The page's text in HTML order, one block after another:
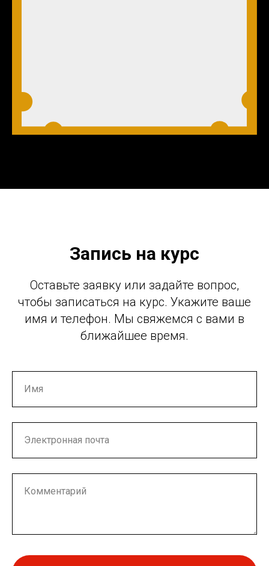
Запись на курс
Оставьте заявку или задайте вопрос,
чтобы записаться на курс. Укажите ваше
имя и телефон. Мы свяжемся с вами в
ближайшее время.
Имя
Электронная почта
Комментарий